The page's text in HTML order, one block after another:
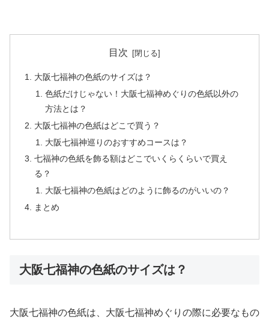
目次
大阪七福神の色紙のサイズは？
色紙だけじゃない！大阪七福神めぐりの色紙以外の
方法とは？
大阪七福神の色紙はどこで買う？
大阪七福神巡りのおすすめコースは？
七福神の色紙を飾る額はどこでいくらくらいで買え
る？
大阪七福神の色紙はどのように飾るのがいいの？
まとめ
大阪七福神の色紙のサイズは？
大阪七福神の色紙は、大阪七福神めぐりの際に必要なもの